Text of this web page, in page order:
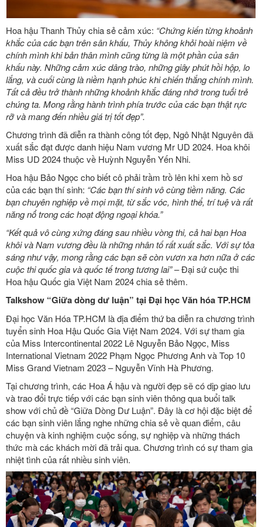
Hoa hậu Thanh Thủy chia sẻ cảm xúc: “Chứng kiến từng khoảnh
khắc của các bạn trên sân khấu, Thủy không khỏi hoài niệm về
chính mình khi bản thân mình cũng từng là một phần của sân
khấu này. Những cảm xúc dâng trào, những giây phút hồi hộp, lo
lắng, và cuối cùng là niềm hạnh phúc khi chiến thắng chính mình.
Tất cả đều trở thành những khoảnh khắc đáng nhớ trong tuổi trẻ
chúng ta. Mong rằng hành trình phía trước của các bạn thật rực
rỡ và mang đến nhiều giá trị tốt đẹp”.
Chương trình đã diễn ra thành công tốt đẹp, Ngô Nhật Nguyên đã
xuất sắc đạt được danh hiệu Nam vương Mr UD 2024. Hoa khôi
Miss UD 2024 thuộc về Huỳnh Nguyễn Yến Nhi.
Hoa hậu Bảo Ngọc cho biết cô phải trầm trồ lên khi xem hồ sơ
của các bạn thí sinh: “Các bạn thí sinh vô cùng tiềm năng. Các
bạn chuyên nghiệp về mọi mặt, từ sắc vóc, hình thể, trí tuệ và rất
năng nổ trong các hoạt động ngoại khóa.”
“Kết quả vô cùng xứng đáng sau nhiều vòng thi, cả hai bạn Hoa
khôi và Nam vương đều là những nhân tố rất xuất sắc. Với sự tỏa
sáng như vậy, mong rằng các bạn sẽ còn vươn xa hơn nữa ở các
cuộc thi quốc gia và quốc tế trong tương lai”– Đại sứ cuộc thi
Hoa hậu Quốc gia Việt Nam 2024 chia sẻ thêm.
Talkshow “Giữa dòng dư luận” tại Đại học Văn hóa TP.HCM
Đại học Văn Hóa TP.HCM là địa điểm thứ ba diễn ra chương trình
tuyển sinh Hoa Hậu Quốc Gia Việt Nam 2024. Với sự tham gia
của Miss Intercontinental 2022 Lê Nguyễn Bảo Ngọc, Miss
International Vietnam 2022 Phạm Ngọc Phương Anh và Top 10
Miss Grand Vietnam 2023 – Nguyễn Vĩnh Hà Phương.
Tại chương trình, các Hoa Á hậu và người đẹp sẽ có dịp giao lưu
và trao đổi trực tiếp với các bạn sinh viên thông qua buổi talk
show với chủ đề “Giữa Dòng Dư Luận”. Đây là cơ hội đặc biệt để
các bạn sinh viên lắng nghe những chia sẻ về quan điểm, câu
chuyện và kinh nghiệm cuộc sống, sự nghiệp và những thách
thức mà các khách mời đã trải qua. Chương trình có sự tham gia
nhiệt tình của rất nhiều sinh viên.